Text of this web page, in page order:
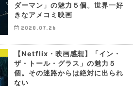
ダーマン」の魅力５個。世界一好
きなアメコミ映画
2020.07.26
【Netflix・映画感想】「イン・
ザ・トール・グラス」の魅力５
個。その迷路からは絶対に出られ
ない